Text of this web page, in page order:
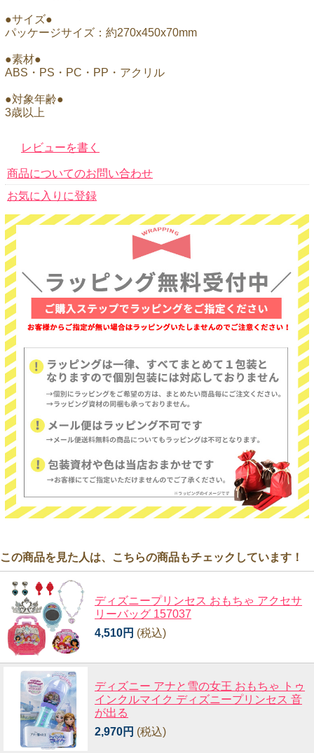
●サイズ●
パッケージサイズ：約270x450x70mm
●素材●
ABS・PS・PC・PP・アクリル
●対象年齢●
3歳以上
レビューを書く
商品についてのお問い合わせ
お気に入りに登録
この商品を見た人は、こちらの商品もチェックしています！
ディズニープリンセス おもちゃ アクセサ
リーバッグ 157037
4,510円 (税込)
ディズニー アナと雪の女王 おもちゃ トゥ
インクルマイク ディズニープリンセス 音
が出る
2,970円 (税込)